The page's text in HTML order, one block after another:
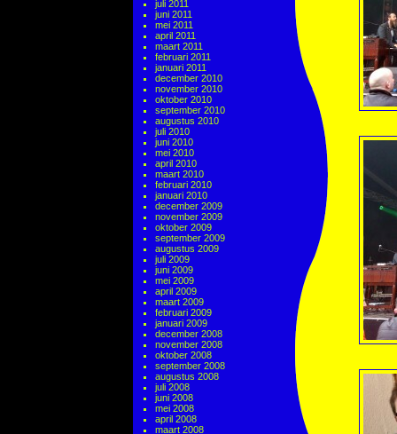
juli 2011
juni 2011
mei 2011
april 2011
maart 2011
februari 2011
januari 2011
december 2010
november 2010
oktober 2010
september 2010
augustus 2010
juli 2010
juni 2010
mei 2010
april 2010
maart 2010
februari 2010
januari 2010
december 2009
november 2009
oktober 2009
september 2009
augustus 2009
juli 2009
juni 2009
mei 2009
april 2009
maart 2009
februari 2009
januari 2009
december 2008
november 2008
oktober 2008
september 2008
augustus 2008
juli 2008
juni 2008
mei 2008
april 2008
maart 2008